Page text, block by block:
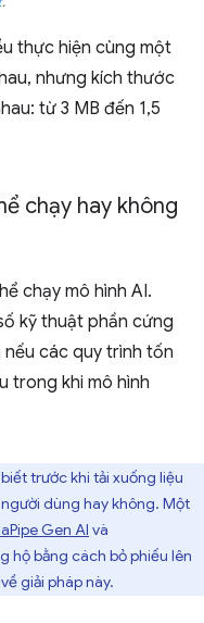
thực hiện cùng một
nhưng kích thước
từ 3 MB đến 1,5
chạy hay không
chạy mô hình AI.
kỹ thuật phần cứng
các quy trình tốn
trong khi mô hình
trước khi tải xuống liệu
dùng hay không. Một
Gen AI và
hộ bằng cách bỏ phiếu lên
giải pháp này.